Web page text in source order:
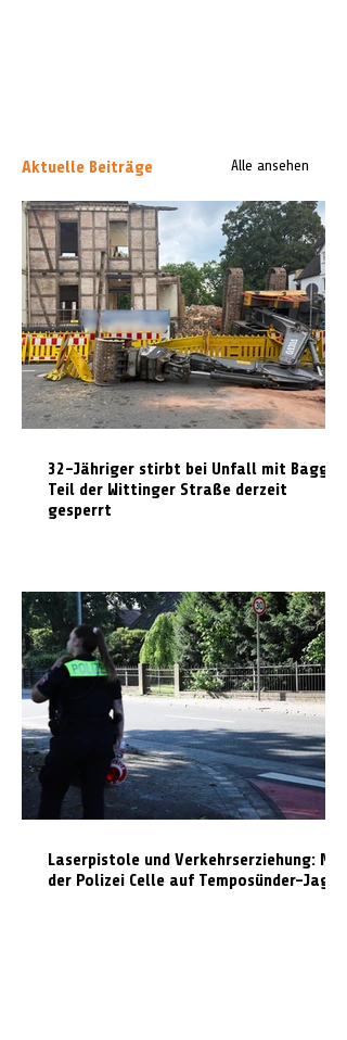
Aktuelle Beiträge Alle ansehen
32-Jähriger stirbt bei Unfall mit Bagger:
Teil der Wittinger Straße derzeit
gesperrt
Laserpistole und Verkehrserziehung: Mit
der Polizei Celle auf Temposünder-Jagd